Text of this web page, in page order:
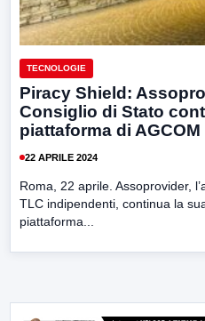
TECNOLOGIE
Piracy Shield:
Consiglio di Stato
piattaforma di AGCOM
22 APRILE 2024
Roma, 22 aprile. Assoprovider,
TLC indipendenti, continua la
piattaforma...